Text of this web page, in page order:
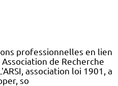
professionnelles en lien
de Recherche
association loi 1901, a
so